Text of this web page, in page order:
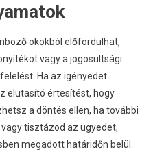
okokból előfordulhat,
vagy a jogosultsági
Ha az igényedet
elutasító értesítést, hogy
a döntés ellen, ha további
tisztázod az ügyedet,
megadott határidőn belül.